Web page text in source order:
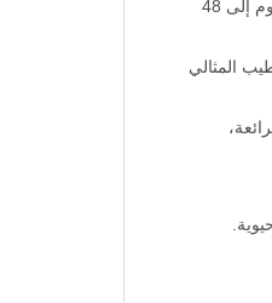
مرطب نيفيا للجسم بالصبار لوشن غني بخلاصة الصبار المنعشة والمغذية وذات الرائحة اللطيفة، يعطي بشرتك الجافة الترطيب العالي والإشراقة المميزة التي تدوم إلى 48
المثالي